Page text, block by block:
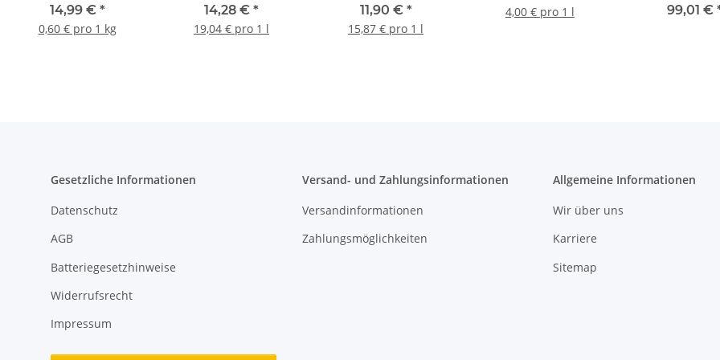
14,99 € *
0,60 € pro 1 kg
hochglänzend, 0,75 l
14,28 € *
19,04 € pro 1 l
5010 Enzianblau
glänzend, 0,75 l
11,90 € *
15,87 € pro 1 l
4,00 € pro 1 l
99,01 €
Gesetzliche Informationen
Datenschutz
AGB
Batteriegesetzhinweise
Widerrufsrecht
Impressum
Versand- und Zahlungsinformationen
Versandinformationen
Zahlungsmöglichkeiten
Allgemeine Informationen
Wir über uns
Karriere
Sitemap